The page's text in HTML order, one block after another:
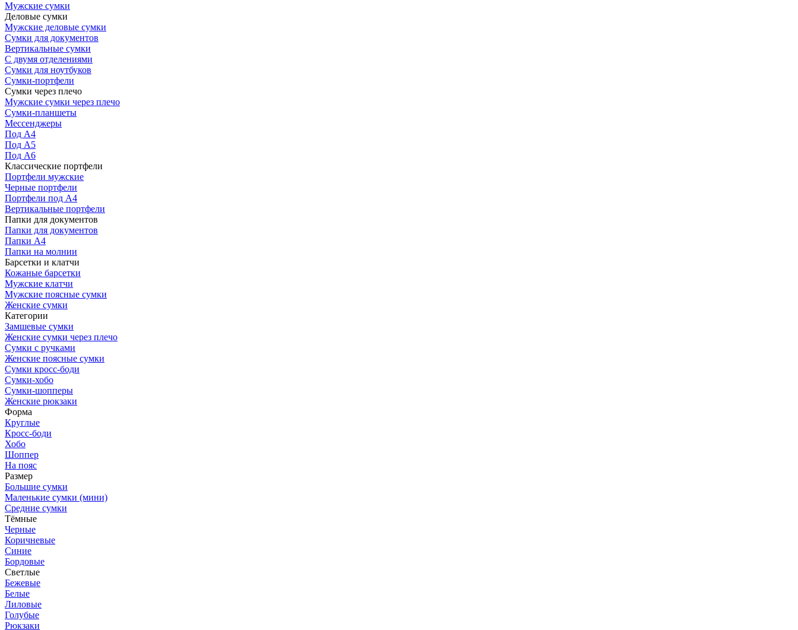
Мужские сумки
Деловые сумки
Мужские деловые сумки
Сумки для документов
Вертикальные сумки
С двумя отделениями
Сумки для ноутбуков
Сумки-портфели
Сумки через плечо
Мужские сумки через плечо
Сумки-планшеты
Мессенджеры
Под А4
Под А5
Под А6
Классические портфели
Портфели мужские
Черные портфели
Портфели под А4
Вертикальные портфели
Папки для документов
Папки для документов
Папки А4
Папки на молнии
Барсетки и клатчи
Кожаные барсетки
Мужские клатчи
Мужские поясные сумки
Женские сумки
Категории
Замшевые сумки
Женские сумки через плечо
Сумки с ручками
Женские поясные сумки
Сумки кросс-боди
Сумки-хобо
Сумки-шопперы
Женские рюкзаки
Форма
Круглые
Кросс-боди
Хобо
Шоппер
На пояс
Размер
Большие сумки
Маленькие сумки (мини)
Средние сумки
Тёмные
Черные
Коричневые
Синие
Бордовые
Светлые
Бежевые
Белые
Лиловые
Голубые
Рюкзаки